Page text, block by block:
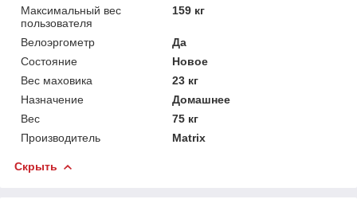
Максимальный вес
пользователя
159 кг
Велоэргометр
Да
Состояние
Новое
Вес маховика
23 кг
Назначение
Домашнее
Вес
75 кг
Производитель
Matrix
Скрыть